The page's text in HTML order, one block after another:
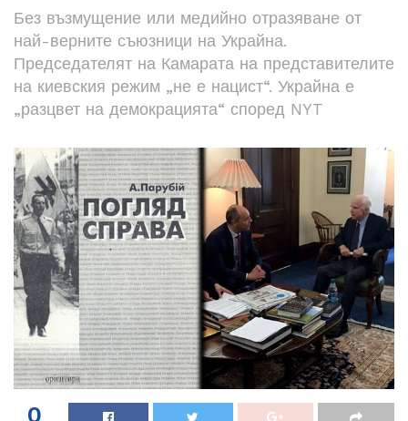
Без възмущение или медийно отразяване от
най-верните съюзници на Украйна.
Председателят на Камарата на представителите
на киевския режим „не е нацист“. Украйна е
„разцвет на демокрацията“ според NYT
0